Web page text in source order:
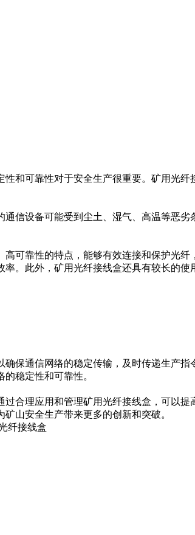
和可靠性对于安全生产很重要。矿用光
信设备可能受到尘土、湿气、高温等恶劣
可靠性的特点，能够有效连接和保护光
。此外，矿用光纤接线盒还具有较长的
保通信网络的稳定传输，及时传递生产
稳定性和可靠性。
合理应用和管理矿用光纤接线盒，可以
山安全生产带来更多的创新和突破。
纤接线盒